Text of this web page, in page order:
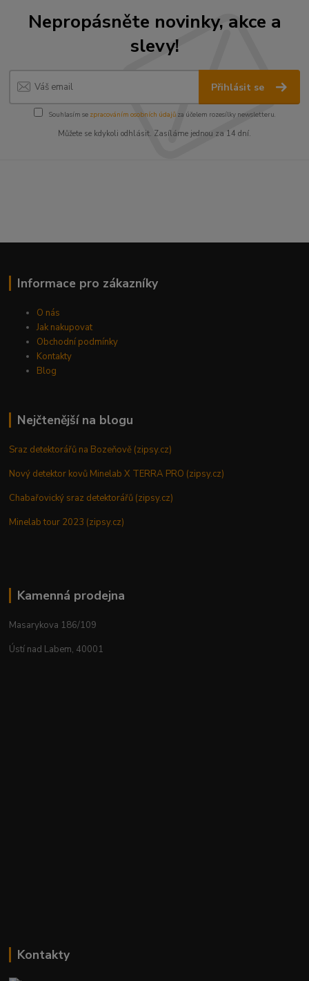
Nepropásněte novinky, akce a
slevy!
Přihlásit se
Souhlasím se zpracováním osobních údajůza účelem rozesílky newsletteru.
Můžete se kdykoli odhlásit. Zasíláme jednou za 14 dní.
Informace pro zákazníky
O nás
Jak nakupovat
Obchodní podmínky
Kontakty
Blog
Nejčtenější na blogu
Sraz detektorářů na Bozeňově (zipsy.cz)
Nový detektor kovů Minelab X TERRA PRO (zipsy.cz)
Chabařovický sraz detektorářů (zipsy.cz)
Minelab tour 2023 (zipsy.cz)
Kamenná prodejna
Masarykova 186/109
Ústí nad Labem, 40001
Kontakty